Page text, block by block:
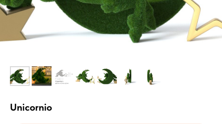
Unicornio